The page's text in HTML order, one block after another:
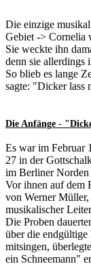
Die einzige
Gebiet -> Cornelia
Sie weckte ihn
denn sie allerdings
So blieb es lange
sagte: "Dicker lass
Die Anfänge -
Es war im Februar
27 in der
im Berliner Norden
Vor ihnen auf dem
von Werner
musikalischer
Die Proben
über die
mitsingen,
ein Schneemann"